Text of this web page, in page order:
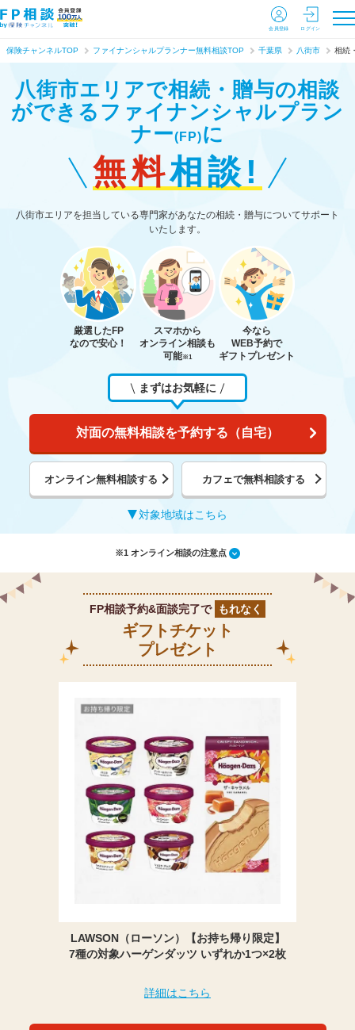
会員登録 ログイン
保険チャンネルTOP ファイナンシャルプランナー無料相談TOP 千葉県 八街市 相続
八街市エリアで相続・贈与の相談
ができる ファイナンシャルプラン
ナー(FP)に
無料相談!
八街市エリアを担当している専門家があなたの相続・贈与についてサポート
いたします。
厳選したFP
なので安心！
スマホから
オンライン相談も
可能※1
今なら
WEB予約で
ギフトプレゼント
まずはお気軽に
対面の無料相談を予約する（自宅）
オンライン無料相談する カフェで無料相談する
対象地域はこちら
※1 オンライン相談の注意点
FP相談予約&面談完了で もれなく
ギフトチケット
プレゼント
LAWSON（ローソン）【お持ち帰り限定】
7種の対象ハーゲンダッツ いずれか1つ×2枚
詳細はこちら